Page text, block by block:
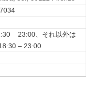
– 23:00、それ以外は
– 23:00